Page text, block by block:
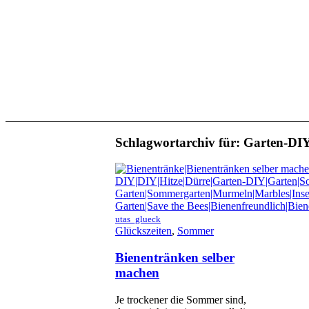
Schlagwortarchiv für: Garten-
utas_glueck
Glückszeiten, Sommer
Bienentränken selber
machen
Je trockener die Sommer sind,